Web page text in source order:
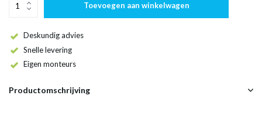
Toevoegen aan winkelwagen
Deskundig advies
Snelle levering
Eigen monteurs
Productomschrijving